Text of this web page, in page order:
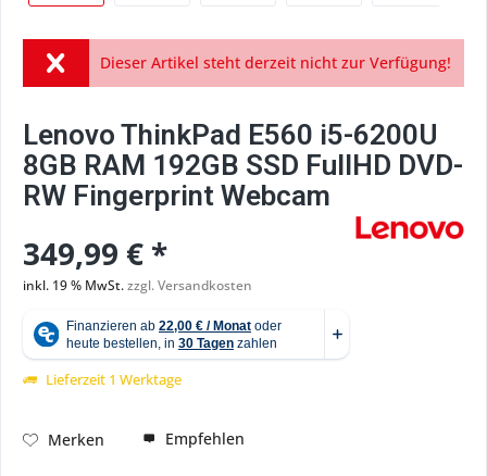
Dieser Artikel steht derzeit nicht zur Verfügung!
Lenovo ThinkPad E560 i5-6200U
8GB RAM 192GB SSD FullHD DVD-
RW Fingerprint Webcam
349,99 € *
inkl. 19 % MwSt.zzgl. Versandkosten
Lieferzeit 1 Werktage
Merken Empfehlen